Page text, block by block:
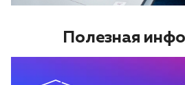
Полезная